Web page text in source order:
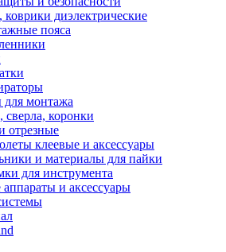
коврики диэлектрические
пояса
монтажа
сверла, коронки
отрезные
клеевые и аксессуары
и материалы для пайки
для инструмента
и аксессуары